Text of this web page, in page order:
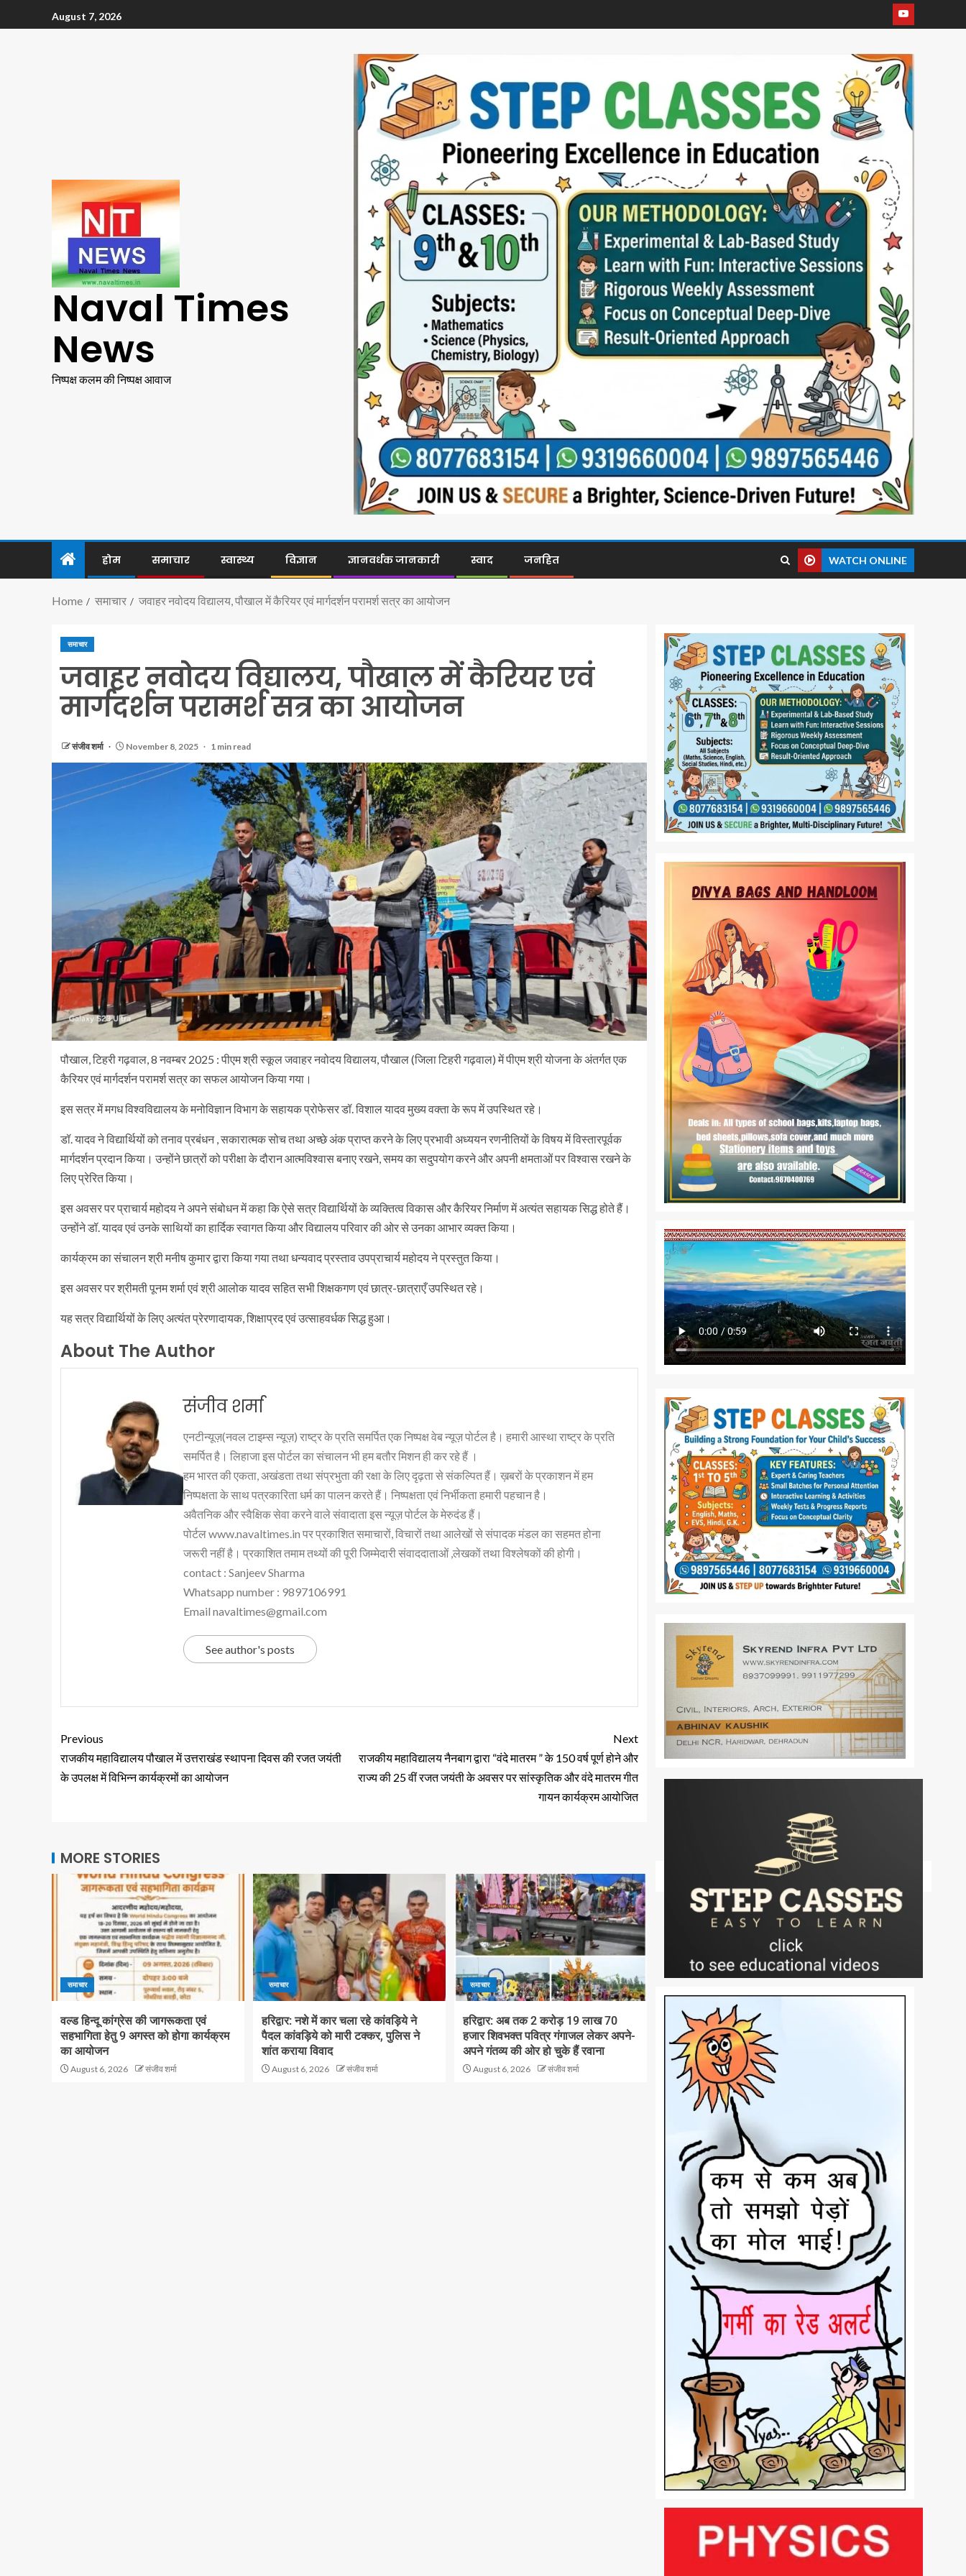
August 7, 2026
Naval Times
News
निष्पक्ष कलम की निष्पक्ष आवाज
होम समाचार स्वास्थ्य विज्ञान ज्ञानवर्धक जानकारी स्वाद जनहित WATCH ONLINE
Home समाचार जवाहर नवोदय विद्यालय, पौखाल में कैरियर एवं मार्गदर्शन परामर्श सत्र का आयोजन
समाचार
जवाहर नवोदय विद्यालय, पौखाल में कैरियर एवं
मार्गदर्शन परामर्श सत्र का आयोजन
संजीव शर्मा November 8, 2025 1 min read
पौखाल, टिहरी गढ़वाल, 8 नवम्बर 2025 : पीएम श्री स्कूल जवाहर नवोदय विद्यालय, पौखाल (जिला टिहरी गढ़वाल) में पीएम श्री योजना के अंतर्गत एक
कैरियर एवं मार्गदर्शन परामर्श सत्र का सफल आयोजन किया गया।
इस सत्र में मगध विश्वविद्यालय के मनोविज्ञान विभाग के सहायक प्रोफेसर डॉ. विशाल यादव मुख्य वक्ता के रूप में उपस्थित रहे।
डॉ. यादव ने विद्यार्थियों को तनाव प्रबंधन , सकारात्मक सोच तथा अच्छे अंक प्राप्त करने के लिए प्रभावी अध्ययन रणनीतियों के विषय में विस्तारपूर्वक
मार्गदर्शन प्रदान किया। उन्होंने छात्रों को परीक्षा के दौरान आत्मविश्वास बनाए रखने, समय का सदुपयोग करने और अपनी क्षमताओं पर विश्वास रखने के
लिए प्रेरित किया।
इस अवसर पर प्राचार्य महोदय ने अपने संबोधन में कहा कि ऐसे सत्र विद्यार्थियों के व्यक्तित्व विकास और कैरियर निर्माण में अत्यंत सहायक सिद्ध होते हैं।
उन्होंने डॉ. यादव एवं उनके साथियों का हार्दिक स्वागत किया और विद्यालय परिवार की ओर से उनका आभार व्यक्त किया।
कार्यक्रम का संचालन श्री मनीष कुमार द्वारा किया गया तथा धन्यवाद प्रस्ताव उपप्राचार्य महोदय ने प्रस्तुत किया।
इस अवसर पर श्रीमती पूनम शर्मा एवं श्री आलोक यादव सहित सभी शिक्षकगण एवं छात्र-छात्राएँ उपस्थित रहे।
यह सत्र विद्यार्थियों के लिए अत्यंत प्रेरणादायक, शिक्षाप्रद एवं उत्साहवर्धक सिद्ध हुआ।
About The Author
संजीव शर्मा
एनटीन्यूज़(नवल टाइम्स न्यूज़) राष्ट्र के प्रति समर्पित एक निष्पक्ष वेब न्यूज़ पोर्टल है। हमारी आस्था राष्ट्र के प्रति
समर्पित है। लिहाजा इस पोर्टल का संचालन भी हम बतौर मिशन ही कर रहे हैं ।
हम भारत की एकता, अखंडता तथा संप्रभुता की रक्षा के लिए दृढ़ता से संकल्पित हैं। ख़बरों के प्रकाशन में हम
निष्पक्षता के साथ पत्रकारिता धर्म का पालन करते हैं। निष्पक्षता एवं निर्भीकता हमारी पहचान है।
अवैतनिक और स्वैक्षिक सेवा करने वाले संवादाता इस न्यूज़ पोर्टल के मेरुदंड हैं।
पोर्टल www.navaltimes.in पर प्रकाशित समाचारों, विचारों तथा आलेखों से संपादक मंडल का सहमत होना
जरूरी नहीं है। प्रकाशित तमाम तथ्यों की पूरी जिम्मेदारी संवाददाताओं ,लेखकों तथा विश्लेषकों की होगी।
contact : Sanjeev Sharma
Whatsapp number : 9897106991
Email navaltimes@gmail.com
See author's posts
Previous
राजकीय महाविद्यालय पौखाल में उत्तराखंड स्थापना दिवस की रजत जयंती
के उपलक्ष में विभिन्न कार्यक्रमों का आयोजन
Next
राजकीय महाविद्यालय नैनबाग द्वारा “वंदे मातरम ” के 150 वर्ष पूर्ण होने और
राज्य की 25 वीं रजत जयंती के अवसर पर सांस्कृतिक और वंदे मातरम गीत
गायन कार्यक्रम आयोजित
MORE STORIES
समाचार
वल्ड हिन्दू कांग्रेस की जागरूकता एवं
सहभागिता हेतु 9 अगस्त को होगा कार्यक्रम
का आयोजन
August 6, 2026 संजीव शर्मा
समाचार
हरिद्वार: नशे में कार चला रहे कांवड़िये ने
पैदल कांवड़िये को मारी टक्कर, पुलिस ने
शांत कराया विवाद
August 6, 2026 संजीव शर्मा
समाचार
हरिद्वार: अब तक 2 करोड़ 19 लाख 70
हजार शिवभक्त पवित्र गंगाजल लेकर अपने-
अपने गंतव्य की ओर हो चुके हैं रवाना
August 6, 2026 संजीव शर्मा